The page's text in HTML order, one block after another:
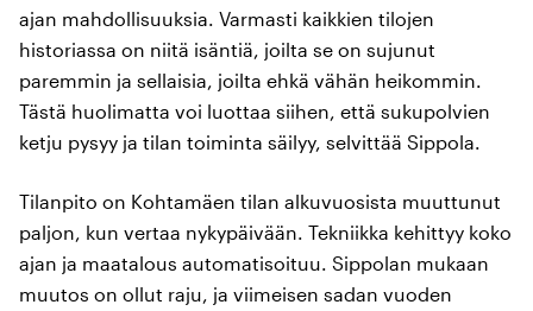
ajan mahdollisuuksia. Varmasti kaikkien tilojen
historiassa on niitä isäntiä, joilta se on sujunut
paremmin ja sellaisia, joilta ehkä vähän heikommin.
Tästä huolimatta voi luottaa siihen, että sukupolvien
ketju pysyy ja tilan toiminta säilyy, selvittää Sippola.
Tilanpito on Kohtamäen tilan alkuvuosista muuttunut
paljon, kun vertaa nykypäivään. Tekniikka kehittyy koko
ajan ja maatalous automatisoituu. Sippolan mukaan
muutos on ollut raju, ja viimeisen sadan vuoden